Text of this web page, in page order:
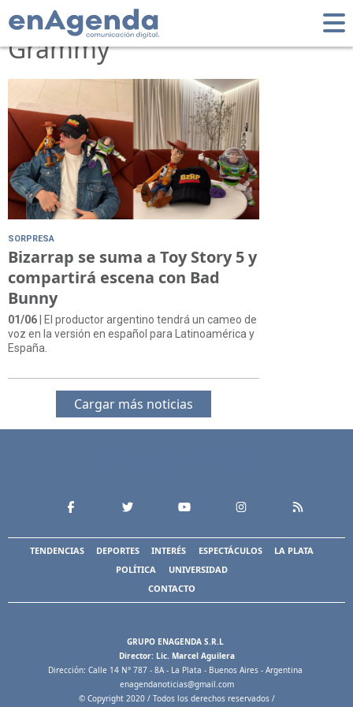
Tag: Premios Latin
Grammy
SORPRESA
Bizarrap se suma a Toy Story 5 y
compartirá escena con Bad
Bunny
01/06 | El productor argentino tendrá un cameo de
voz en la versión en español para Latinoamérica y
España.
Cargar más noticias
TENDENCIAS DEPORTES INTERÉS ESPECTÁCULOS
LA PLATA
POLÍTICA
UNIVERSIDAD
CONTACTO
GRUPO ENAGENDA S.R.L
Director: Lic. Marcel Aguilera
Dirección: Calle 14 N° 787 - 8A - La Plata - Buenos Aires - Argentina
enagendanoticias@gmail.com
© Copyright 2020 / Todos los derechos reservados /